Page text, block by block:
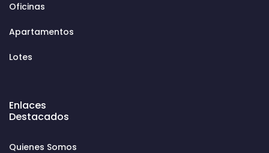
Oficinas
Apartamentos
Lotes
Enlaces
Destacados
Quienes Somos